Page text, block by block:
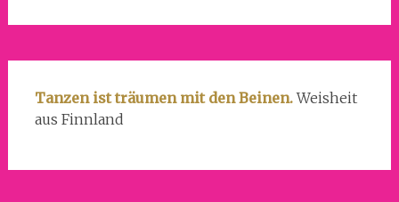
Tanzen ist träumen mit den Beinen. Weisheit
aus Finnland